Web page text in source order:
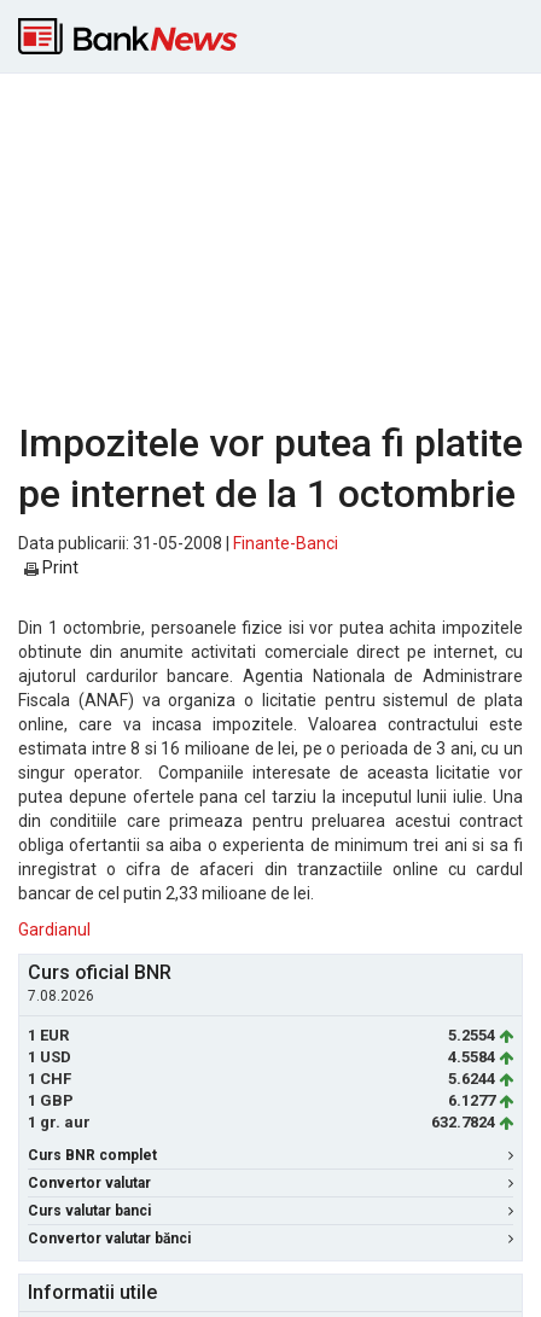
Impozitele vor putea fi platite
pe internet de la 1 octombrie
Data publicarii: 31-05-2008 |
Finante-Banci
Print
Din 1 octombrie, persoanele fizice isi vor putea achita impozitele
obtinute din anumite activitati comerciale direct pe internet, cu
ajutorul cardurilor bancare. Agentia Nationala de Administrare
Fiscala (ANAF) va organiza o licitatie pentru sistemul de plata
online, care va incasa impozitele. Valoarea contractului este
estimata intre 8 si 16 milioane de lei, pe o perioada de 3 ani, cu un
singur operator. Companiile interesate de aceasta licitatie vor
putea depune ofertele pana cel tarziu la inceputul lunii iulie. Una
din conditiile care primeaza pentru preluarea acestui contract
obliga ofertantii sa aiba o experienta de minimum trei ani si sa fi
inregistrat o cifra de afaceri din tranzactiile online cu cardul
bancar de cel putin 2,33 milioane de lei.
Gardianul
Curs oficial BNR
7.08.2026
1 EUR
5.2554
1 USD
4.5584
1 CHF
5.6244
1 GBP
6.1277
1 gr. aur
632.7824
Curs BNR complet
Convertor valutar
Curs valutar banci
Convertor valutar bănci
Informatii utile